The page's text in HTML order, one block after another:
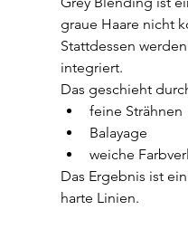
graue Haare nicht
Stattdessen
integriert.
Das geschieht
feine Strähnen
Balayage
weiche
Das Ergebnis ist
harte Linien.